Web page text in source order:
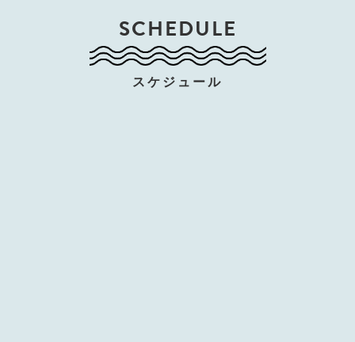
SCHEDULE
スケジュール